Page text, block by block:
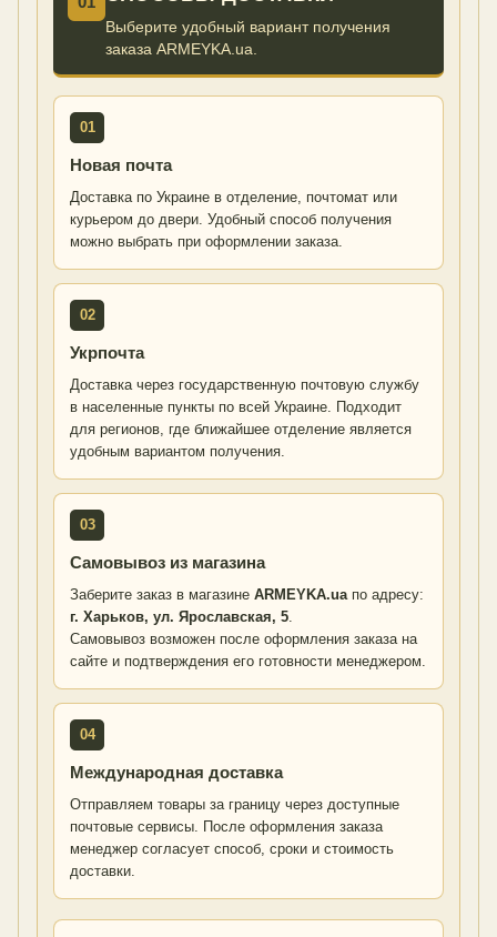
Выберите удобный вариант получения
заказа ARMEYKA.ua.
01
Новая почта
Доставка по Украине в отделение, почтомат или
курьером до двери. Удобный способ получения
можно выбрать при оформлении заказа.
02
Укрпочта
Доставка через государственную почтовую службу
в населенные пункты по всей Украине. Подходит
для регионов, где ближайшее отделение является
удобным вариантом получения.
03
Самовывоз из магазина
Заберите заказ в магазине ARMEYKA.uaпо адресу:
г. Харьков, ул. Ярославская, 5.
Самовывоз возможен после оформления заказа на
сайте и подтверждения его готовности менеджером.
04
Международная доставка
Отправляем товары за границу через доступные
почтовые сервисы. После оформления заказа
менеджер согласует способ, сроки и стоимость
доставки.